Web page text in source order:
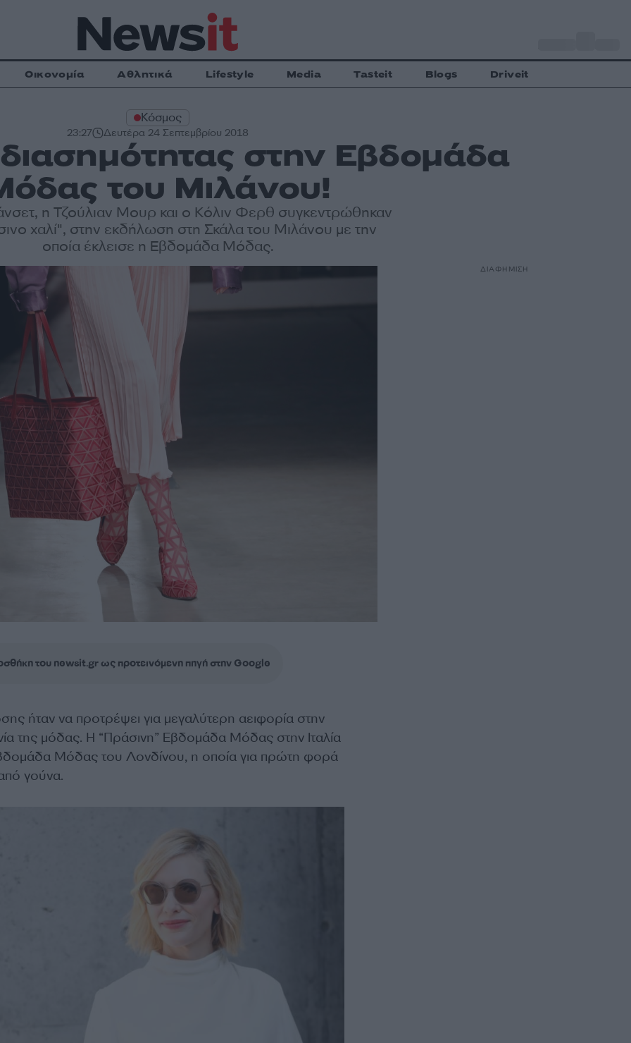
Οικονομία Αθλητικά Lifestyle Media Tasteit Blogs Driveit
Κόσμος
23:27 Δευτέρα 24 Σεπτεμβρίου 2018
στην Εβδομάδα
του Μιλάνου!
η Τζούλιαν Μουρ και ο Κόλιν Φερθ συγκεντρώθηκαν
χαλί", στην εκδήλωση στη Σκάλα του Μιλάνου με την
οποία έκλεισε η Εβδομάδα Μόδας.
του newsit.gr ως προτεινόμενη πηγή στην Google
ήταν να προτρέψει για μεγαλύτερη αειφορία στην
της μόδας. Η “Πράσινη” Εβδομάδα Μόδας στην Ιταλία
Μόδας του Λονδίνου, η οποία για πρώτη φορά
γούνα.
ΔΙΑΦΗΜΙΣΗ